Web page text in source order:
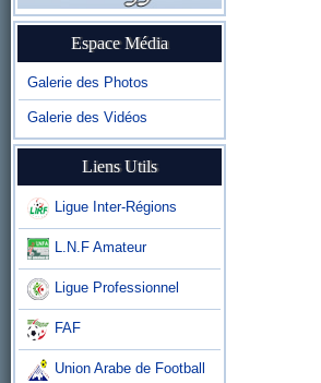
Espace Média
Galerie des Photos
Galerie des Vidéos
Liens Utils
Ligue Inter-Régions
L.N.F Amateur
Ligue Professionnel
FAF
Union Arabe de Football